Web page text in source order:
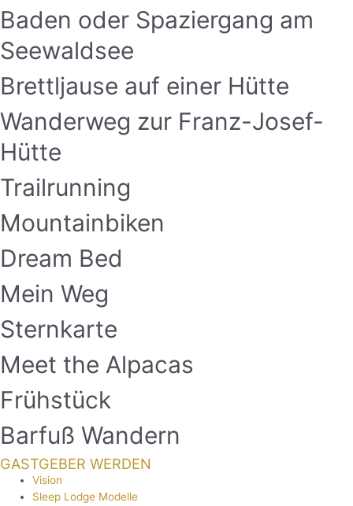
Baden oder Spaziergang am
Seewaldsee
Brettljause auf einer Hütte
Wanderweg zur Franz-Josef-
Hütte
Trailrunning
Mountainbiken
Dream Bed
Mein Weg
Sternkarte
Meet the Alpacas
Frühstück
Barfuß Wandern
GASTGEBER WERDEN
Vision
Sleep Lodge Modelle